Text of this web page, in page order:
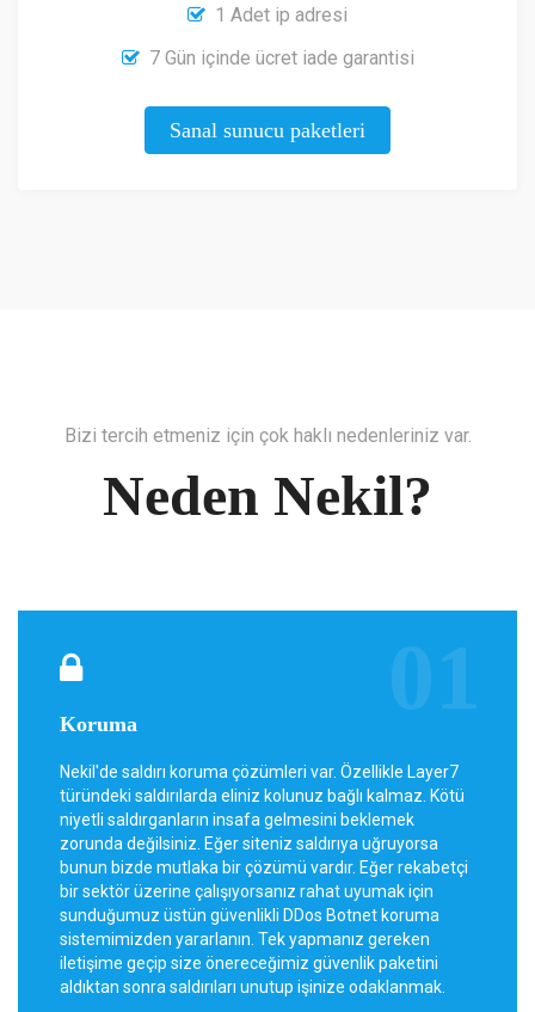
1 Adet ip adresi
7 Gün içinde ücret iade garantisi
Sanal sunucu paketleri
Bizi tercih etmeniz için çok haklı nedenleriniz var.
Neden Nekil?
Koruma
Nekil'de saldırı koruma çözümleri var. Özellikle Layer7
türündeki saldırılarda eliniz kolunuz bağlı kalmaz. Kötü
niyetli saldırganların insafa gelmesini beklemek
zorunda değilsiniz. Eğer siteniz saldırıya uğruyorsa
bunun bizde mutlaka bir çözümü vardır. Eğer rekabetçi
bir sektör üzerine çalışıyorsanız rahat uyumak için
sunduğumuz üstün güvenlikli DDos Botnet koruma
sistemimizden yararlanın. Tek yapmanız gereken
iletişime geçip size önereceğimiz güvenlik paketini
aldıktan sonra saldırıları unutup işinize odaklanmak.